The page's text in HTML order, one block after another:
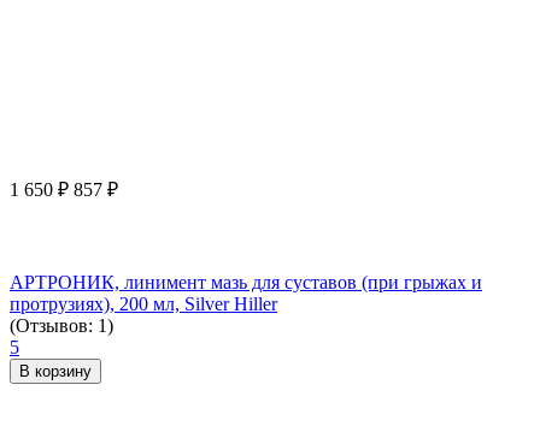
1 650 ₽ 857 ₽
АРТРОНИК, линимент мазь для суставов (при грыжах и
протрузиях), 200 мл, Silver Hiller
(Отзывов: 1)
5
В корзину